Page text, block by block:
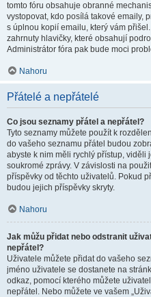
tomto fóru obsahuje obranné
vystopovat, kdo posílá takové emaily,
s úplnou kopií emailu, který vám
zahrnuty hlavičky, které obsahují
Administrátor fóra pak bude moci
Nahoru
Přátelé a nepřátelé
Co jsou seznamy přátel a nepřátel?
Tyto seznamy můžete použít k
do vašeho seznamu přátel budou
abyste k nim měli rychlý přístup,
soukromé zprávy. V závislosti na
příspěvky od těchto uživatelů. Pokud
budou jejich příspěvky skryty.
Nahoru
Jak můžu přidat nebo odstranit
nepřátel?
Uživatele můžete přidat do vašeho
jméno uživatele se dostanete na
odkaz, pomocí kterého můžete
nepřátel. Nebo můžete ve vašem